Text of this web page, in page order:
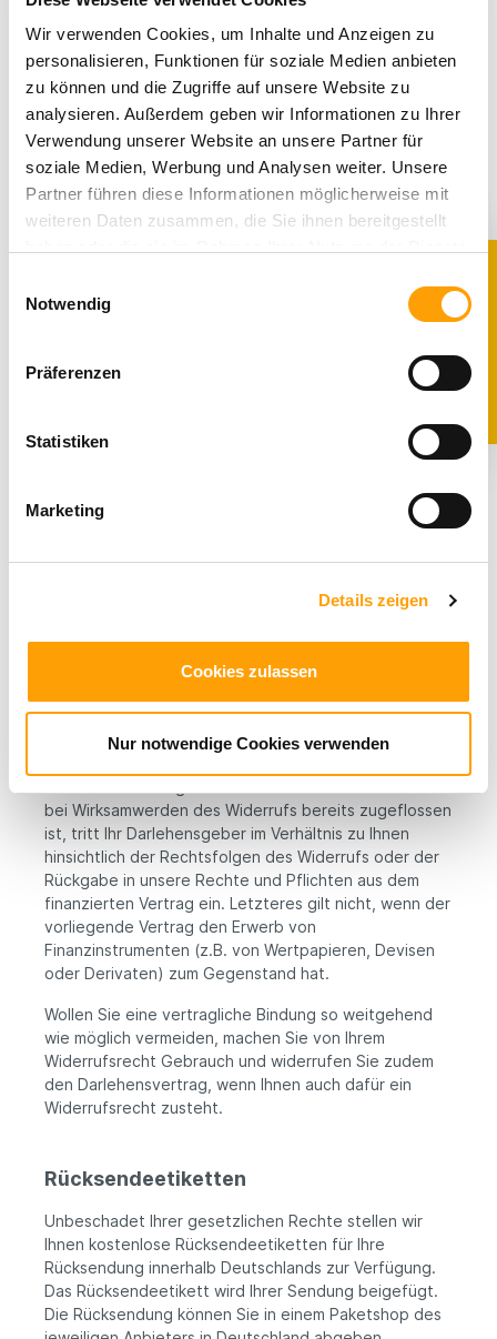
Wir verwenden Cookies, um Inhalte und Anzeigen zu
personalisieren, Funktionen für soziale Medien anbieten
zu können und die Zugriffe auf unsere Website zu
analysieren. Außerdem geben wir Informationen zu Ihrer
Verwendung unserer Website an unsere Partner für
soziale Medien, Werbung und Analysen weiter. Unsere
Partner führen diese Informationen möglicherweise mit
weiteren Daten zusammen, die Sie ihnen bereitgestellt
Cookies, wenn Sie unsere Webseite weiterhin nutzen.
Notwendig
Präferenzen
Statistiken
Marketing
Details zeigen
Cookies zulassen
Nur notwendige Cookies verwenden
Sie bitte dieses Formular aus und senden Sie es
zurück.)
– An Ricosta Schufabriken GmbH, Dürrheimer Str. 43,
78166 Donaueschingen, Deutschland ,
shop@ricosta.de
– Hiermit widerrufe(n) ich/wir (*) den von mir/uns (*)
abgeschlossenen Vertrag über den Kauf der
Waren (*)/die Erbringung der folgenden
Dienstleistung (*)
– Bestellt am (*)/erhalten am (*)
– Anschrift des/der Verbraucher(s)
Mitteilung auf Papier)
finanzieren und ihn später widerrufen, sind sie auch an
den Darlehensvertrag nicht mehr gebunden, sofern
Dies ist insbesondere dann anzunehmen, wenn wir
gleichzeitig Ihr Darlehensgeber sind oder wenn sich Ihr
bei Wirksamwerden des Widerrufs bereits zugeflossen
ist, tritt Ihr Darlehensgeber im Verhältnis zu Ihnen
hinsichtlich der Rechtsfolgen des Widerrufs oder der
Rückgabe in unsere Rechte und Pflichten aus dem
finanzierten Vertrag ein. Letzteres gilt nicht, wenn der
vorliegende Vertrag den Erwerb von
Finanzinstrumenten (z.B. von Wertpapieren, Devisen
oder Derivaten) zum Gegenstand hat.
Wollen Sie eine vertragliche Bindung so weitgehend
wie möglich vermeiden, machen Sie von Ihrem
Widerrufsrecht Gebrauch und widerrufen Sie zudem
den Darlehensvertrag, wenn Ihnen auch dafür ein
Widerrufsrecht zusteht.
Rücksendeetiketten
Unbeschadet Ihrer gesetzlichen Rechte stellen wir
Ihnen kostenlose Rücksendeetiketten für Ihre
Rücksendung innerhalb Deutschlands zur Verfügung.
Das Rücksendeetikett wird Ihrer Sendung beigefügt.
Die Rücksendung können Sie in einem Paketshop des
10% RABATT